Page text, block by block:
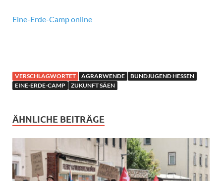
Eine-Erde-Camp online
VERSCHLAGWORTET AGRARWENDE
BUNDJUGEND HESSEN
EINE-ERDE-CAMP
ZUKUNFT SÄEN
ÄHNLICHE BEITRÄGE